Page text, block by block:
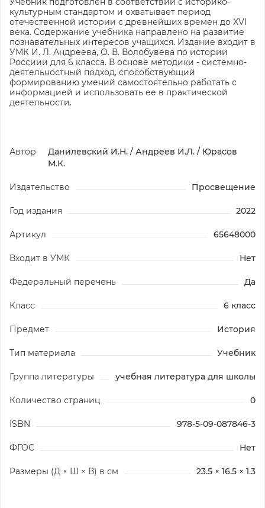
культурным стандартом и охватывает период
отечественной истории с древнейших времен до XVI
века. Содержание учебника направлено на развитие
познавательных интересов учащихся. Издание входит в
УМК И. Л. Андреева, О. В. Волобувева по истории
Россиии для 6 класса. В основе методики - системно-
деятельностный подход, способствующий
формированию умений самостоятельно работать с
информацией и использовать ее в практической
деятельности.
Автор
Данилевский И.Н. / Андреев И.Л. / Юрасов
М.К.
Издательство Просвещение
Год издания 2022
Артикул 65648000
Входит в УМК Нет
Федеральный перечень Да
Класс 6 класс
Предмет История
Тип материала Учебник
Группа литературы учебная литература для школы
Количество страниц 0
ISBN 978-5-09-087846-3
ФГОС Нет
Размеры (Д × Ш × В) в см 23.5 × 16.5 × 1.3